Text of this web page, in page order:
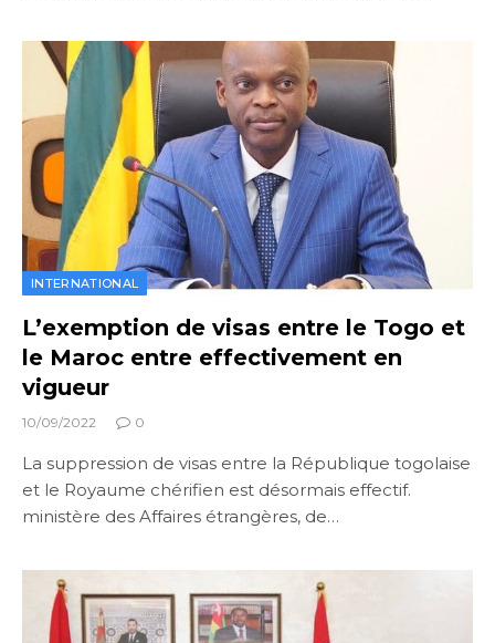
INTERNATIONAL
L’exemption de visas entre le Togo et
le Maroc entre effectivement en
vigueur
10/09/2022 0
La suppression de visas entre la République togolaise
et le Royaume chérifien est désormais effectif.
ministère des Affaires étrangères, de…